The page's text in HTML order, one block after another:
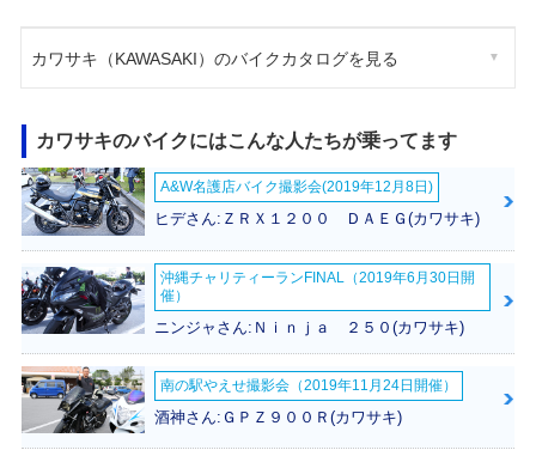
カワサキ（KAWASAKI）のバイクカタログを見る
カワサキのバイクにはこんな人たちが乗ってます
A&W名護店バイク撮影会(2019年12月8日)
ヒデさん:ＺＲＸ１２００ ＤＡＥＧ(カワサキ)
沖縄チャリティーランFINAL（2019年6月30日開
催）
ニンジャさん:Ｎｉｎｊａ ２５０(カワサキ)
南の駅やえせ撮影会（2019年11月24日開催）
酒神さん:ＧＰＺ９００Ｒ(カワサキ)